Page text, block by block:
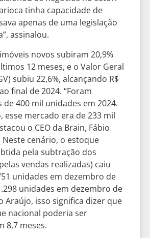
tinha capacidade de
apenas de uma legislação
assinalou.
novos subiram 20,9%
12 meses, e o Valor Geral
subiu 22,6%, alcançando R$
final de 2024. “Foram
de 400 mil unidades em 2024.
esse mercado era de 233 mil
o CEO da Brain, Fábio
Neste cenário, o estoque
pela subtração dos
vendas realizadas) caiu
unidades em dezembro de
unidades em dezembro de
Araújo, isso significa dizer que
nacional poderia ser
8,7 meses.